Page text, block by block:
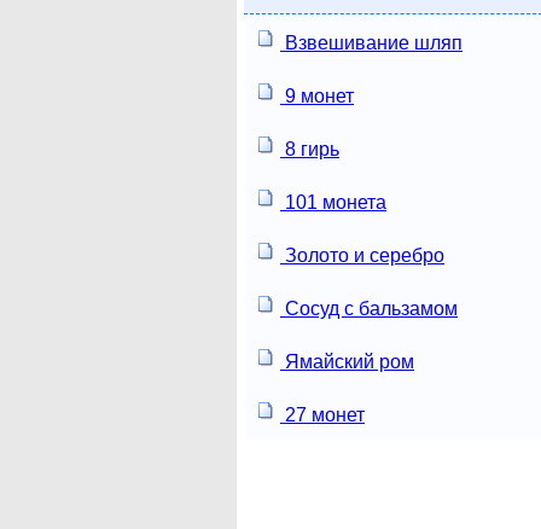
Взвешивание шляп
9 монет
8 гирь
101 монета
Золото и серебро
Сосуд с бальзамом
Ямайский ром
27 монет